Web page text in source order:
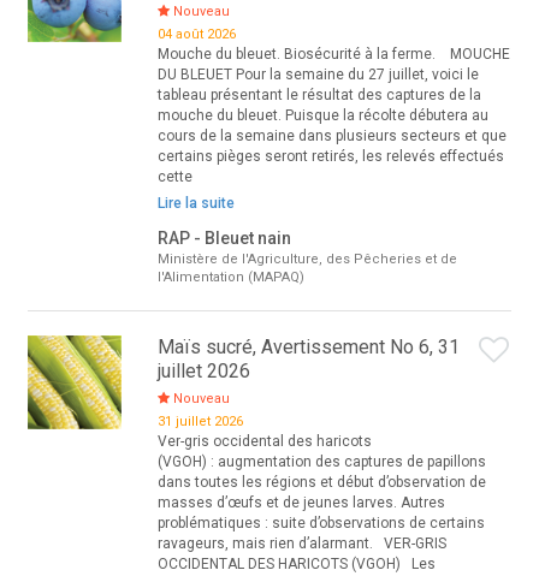
Nouveau
04 août 2026
Mouche du bleuet. Biosécurité à la ferme. MOUCHE
DU BLEUET Pour la semaine du 27 juillet, voici le
tableau présentant le résultat des captures de la
mouche du bleuet. Puisque la récolte débutera au
cours de la semaine dans plusieurs secteurs et que
certains pièges seront retirés, les relevés effectués
cette
Lire la suite
RAP - Bleuet nain
Ministère de l'Agriculture, des Pêcheries et de
l'Alimentation (MAPAQ)
Maïs sucré, Avertissement No 6, 31
juillet 2026
Nouveau
31 juillet 2026
Ver-gris occidental des haricots
(VGOH) : augmentation des captures de papillons
dans toutes les régions et début d’observation de
masses d’œufs et de jeunes larves. Autres
problématiques : suite d’observations de certains
ravageurs, mais rien d’alarmant. VER-GRIS
OCCIDENTAL DES HARICOTS (VGOH) Les